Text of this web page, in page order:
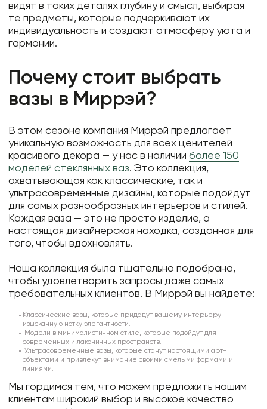
видят в таких деталях глубину и смысл, выбирая
те предметы, которые подчеркивают их
индивидуальность и создают атмосферу уюта и
гармонии.
Почему стоит выбрать
вазы в Миррэй?
В этом сезоне компания Миррэй предлагает
уникальную возможность для всех ценителей
красивого декора — у нас в наличииболее 150
моделей стеклянных ваз. Это коллекция,
охватывающая как классические, так и
ультрасовременные дизайны, которые подойдут
для самых разнообразных интерьеров и стилей.
Каждая ваза — это не просто изделие, а
настоящая дизайнерская находка, созданная для
того, чтобы вдохновлять.
Наша коллекция была тщательно подобрана,
чтобы удовлетворить запросы даже самых
требовательных клиентов. В Миррэй вы найдете:
Классические вазы, которые придадут вашему интерьеру
изысканную нотку элегантности.
Модели в минималистичном стиле, которые подойдут для
современных и лаконичных пространств.
Ультрасовременные вазы, которые станут настоящими арт-
объектами и привлекут внимание своими смелыми формами и
линиями.
Мы гордимся тем, что можем предложить нашим
клиентам широкий выбор и высокое качество